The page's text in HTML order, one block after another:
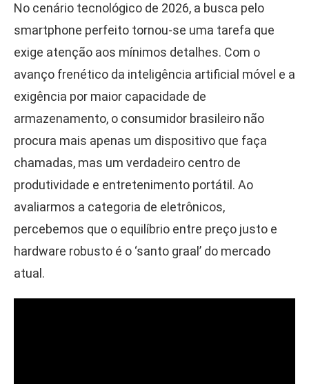
No cenário tecnológico de 2026, a busca pelo
smartphone perfeito tornou-se uma tarefa que
exige atenção aos mínimos detalhes. Com o
avanço frenético da inteligência artificial móvel e a
exigência por maior capacidade de
armazenamento, o consumidor brasileiro não
procura mais apenas um dispositivo que faça
chamadas, mas um verdadeiro centro de
produtividade e entretenimento portátil. Ao
avaliarmos a categoria de eletrônicos,
percebemos que o equilíbrio entre preço justo e
hardware robusto é o ‘santo graal’ do mercado
atual.